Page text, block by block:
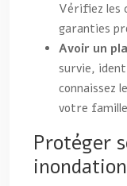
Vérifiez les
garanties
Avoir un
survie,
connaissez
votre
Protéger